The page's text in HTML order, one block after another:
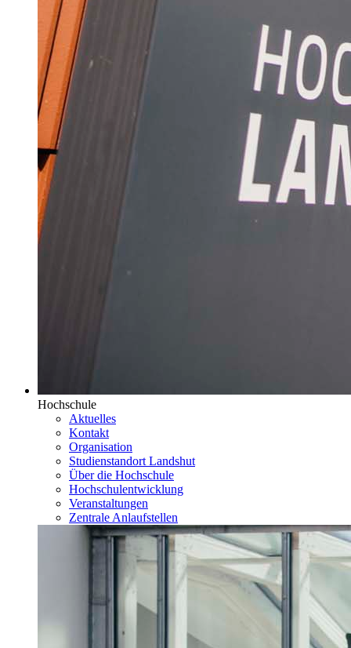
Hochschule
Aktuelles
Kontakt
Organisation
Studienstandort Landshut
Über die Hochschule
Hochschulentwicklung
Veranstaltungen
Zentrale Anlaufstellen